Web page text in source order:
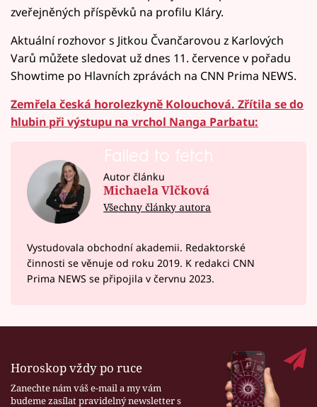
zveřejněných příspěvků na profilu Kláry.
Aktuální rozhovor s Jitkou Čvančarovou z Karlových
Varů můžete sledovat už dnes 11. července v pořadu
Showtime po Hlavních zprávách na CNN Prima NEWS.
Zemřela česká horolezkyně Kolouchová. Zřítila se do
hlubin při výstupu na vrchol Nanga Parbatu:
Failed to fetch
Autor článku
Michaela Vlčková
Všechny články autora
Vystudovala obchodní akademii. Redaktorské
činnosti se věnuje od roku 2019. K redakci CNN
Prima NEWS se připojila v červnu 2023.
Horoskop vždy po ruce
Zanechte nám váš e-mail a my vám
budeme zasílat pravidelný newsletter s